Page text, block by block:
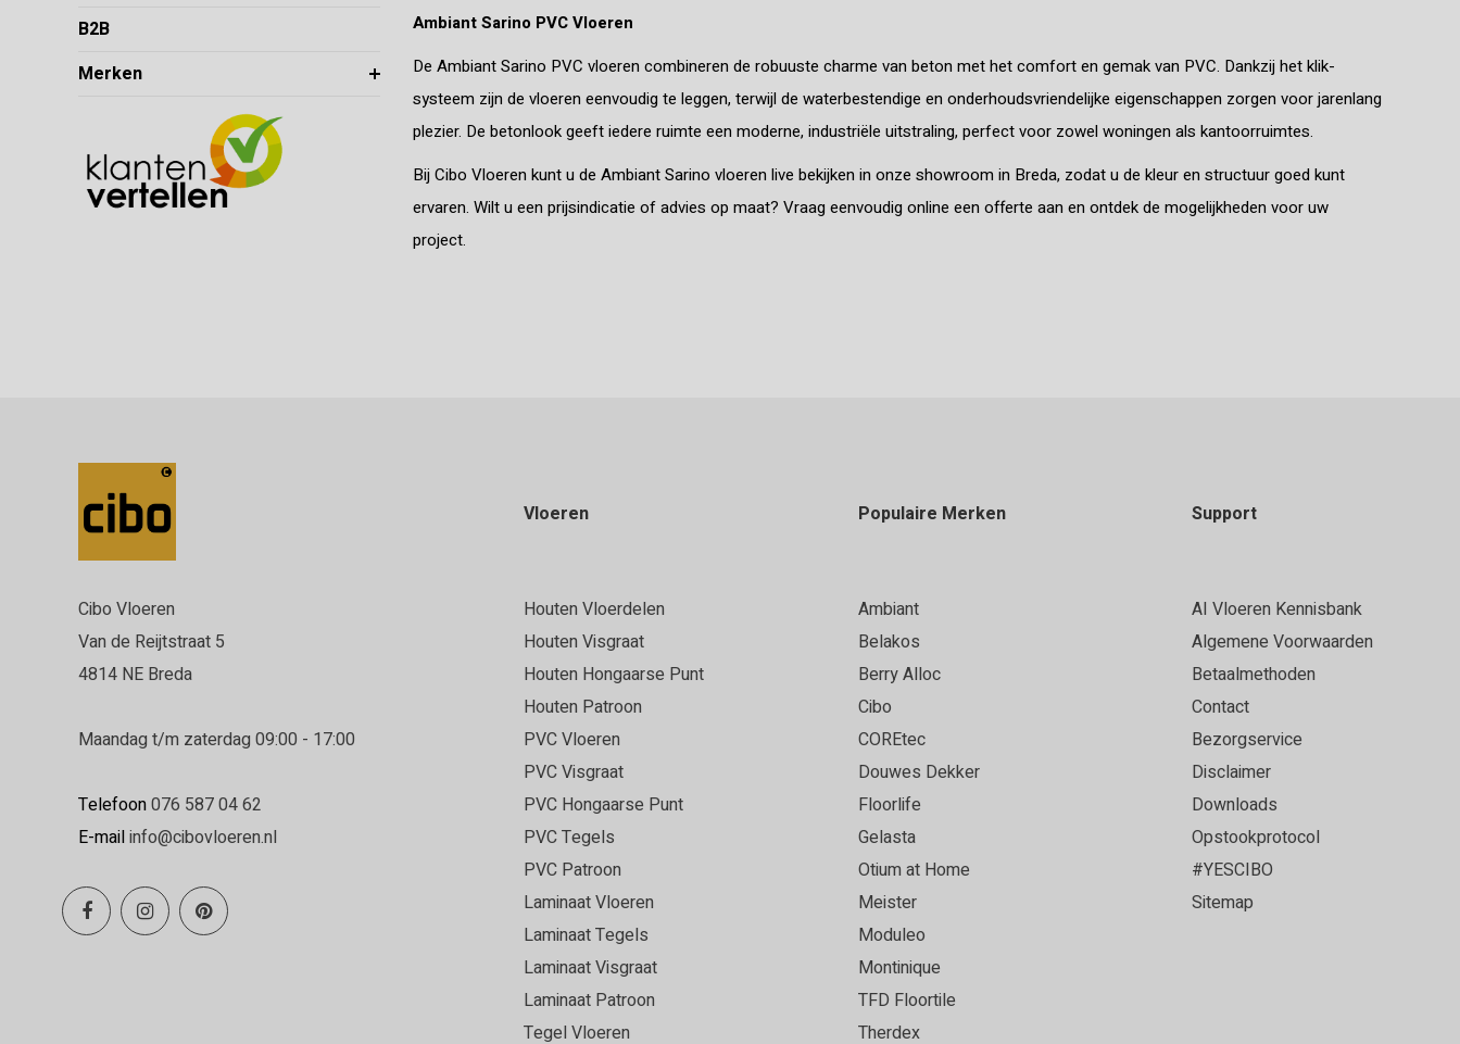
B2B
Merken
Ambiant Sarino PVC Vloeren
De Ambiant Sarino PVC vloeren combineren de robuuste charme van beton met het comfort en gemak van PVC. Dankzij het klik-
systeem zijn de vloeren eenvoudig te leggen, terwijl de waterbestendige en onderhoudsvriendelijke eigenschappen zorgen voor jarenlang
plezier. De betonlook geeft iedere ruimte een moderne, industriële uitstraling, perfect voor zowel woningen als kantoorruimtes.
Bij Cibo Vloeren kunt u de Ambiant Sarino vloeren live bekijken in onze showroom in Breda, zodat u de kleur en structuur goed kunt
ervaren. Wilt u een prijsindicatie of advies op maat? Vraag eenvoudig online een offerte aan en ontdek de mogelijkheden voor uw
project.
Cibo Vloeren
Van de Reijtstraat 5
4814 NE Breda
Maandag t/m zaterdag 09:00 - 17:00
Telefoon076 587 04 62
E-mailinfo@cibovloeren.nl
Vloeren
Houten Vloerdelen
Houten Visgraat
Houten Hongaarse Punt
Houten Patroon
PVC Vloeren
PVC Visgraat
PVC Hongaarse Punt
PVC Tegels
PVC Patroon
Laminaat Vloeren
Laminaat Tegels
Laminaat Visgraat
Laminaat Patroon
Tegel Vloeren
Populaire Merken
Ambiant
Belakos
Berry Alloc
Cibo
COREtec
Douwes Dekker
Floorlife
Gelasta
Otium at Home
Meister
Moduleo
Montinique
TFD Floortile
Therdex
Support
AI Vloeren Kennisbank
Algemene Voorwaarden
Betaalmethoden
Contact
Bezorgservice
Disclaimer
Downloads
Opstookprotocol
#YESCIBO
Sitemap